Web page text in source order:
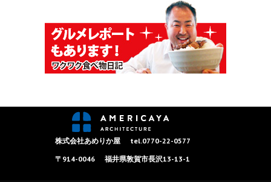
株式会社あめりか屋
tel.0770-22-0577
〒914-0046
福井県敦賀市長沢13-13-1